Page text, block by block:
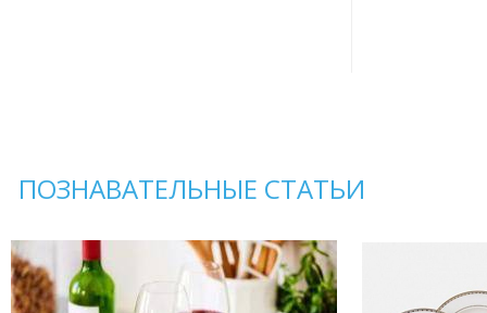
ПОЗНАВАТЕЛЬНЫЕ СТАТЬИ